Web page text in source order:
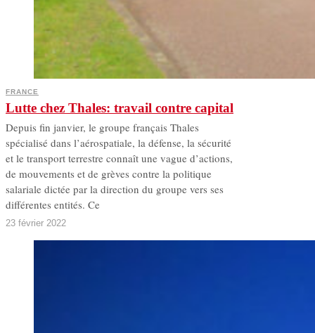
FRANCE
Lutte chez Thales: travail contre capital
Depuis fin janvier, le groupe français Thales
spécialisé dans l’aérospatiale, la défense, la sécurité
et le transport terrestre connaît une vague d’actions,
de mouvements et de grèves contre la politique
salariale dictée par la direction du groupe vers ses
différentes entités. Ce
23 février 2022